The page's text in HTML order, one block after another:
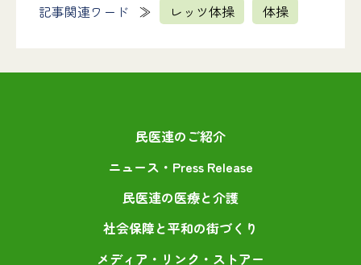
記事関連ワード レッツ体操 体操
民医連のご紹介
ニュース・Press Release
民医連の医療と介護
社会保障と平和の街づくり
メディア・リンク・ストアー